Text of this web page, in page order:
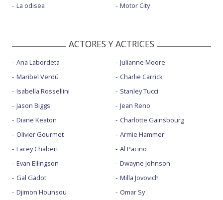
La odisea
Motor City
ACTORES Y ACTRICES
Ana Labordeta
Maribel Verdú
Isabella Rossellini
Jason Biggs
Diane Keaton
Olivier Gourmet
Lacey Chabert
Evan Ellingson
Gal Gadot
Djimon Hounsou
Julianne Moore
Charlie Carrick
Stanley Tucci
Jean Reno
Charlotte Gainsbourg
Armie Hammer
Al Pacino
Dwayne Johnson
Milla Jovovich
Omar Sy